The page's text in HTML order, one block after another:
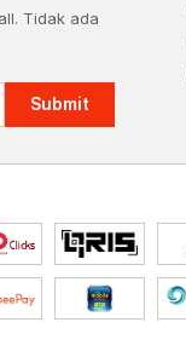
Tidak ada
Submit